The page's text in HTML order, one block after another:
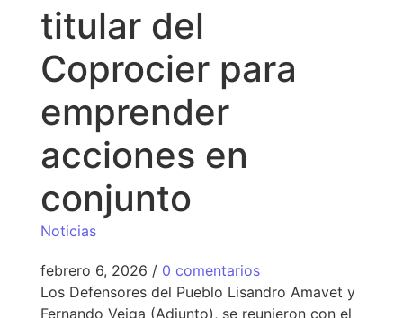
titular del
Coprocier para
emprender
acciones en
conjunto
Noticias
febrero 6, 2026 / 0 comentarios
Los Defensores del Pueblo Lisandro Amavet y
Fernando Veiga (Adjunto), se reunieron con el